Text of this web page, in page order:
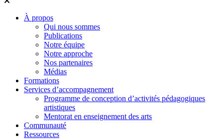
À propos
Qui nous sommes
Publications
Notre équipe
Notre approche
Nos partenaires
Médias
Formations
Services d’accompagnement
Programme de conception d’activités pédagogiques
artistiques
Mentorat en enseignement des arts
Communauté
Ressources